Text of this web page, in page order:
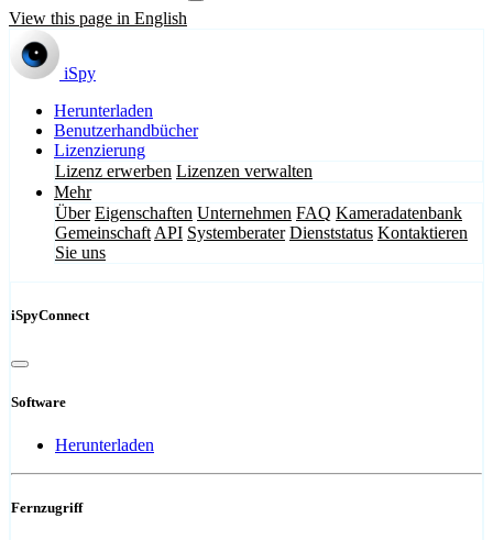
View this page in English
iSpy
Herunterladen
Benutzerhandbücher
Lizenzierung
Lizenz erwerben Lizenzen verwalten
Mehr
Über Eigenschaften Unternehmen FAQ Kameradatenbank
Gemeinschaft API Systemberater Dienststatus Kontaktieren
Sie uns
iSpyConnect
Software
Herunterladen
Fernzugriff